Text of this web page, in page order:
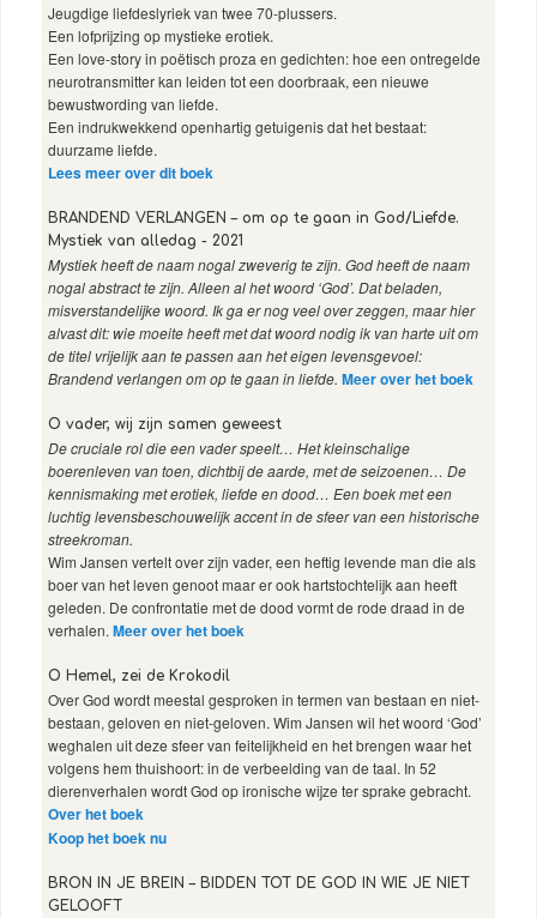
Jeugdige liefdeslyriek van twee 70-plussers.
Een lofprijzing op mystieke erotiek.
Een love-story in poëtisch proza en gedichten: hoe een ontregelde
neurotransmitter kan leiden tot een doorbraak, een nieuwe
bewustwording van liefde.
Een indrukwekkend openhartig getuigenis dat het bestaat:
duurzame liefde.
Lees meer over dit boek
BRANDEND VERLANGEN – om op te gaan in God/Liefde.
Mystiek van alledag - 2021
Mystiek heeft de naam nogal zweverig te zijn. God heeft de naam
nogal abstract te zijn. Alleen al het woord ‘God’. Dat beladen,
misverstandelijke woord. Ik ga er nog veel over zeggen, maar hier
alvast dit: wie moeite heeft met dat woord nodig ik van harte uit om
de titel vrijelijk aan te passen aan het eigen levensgevoel:
Brandend verlangen om op te gaan in liefde. Meer over het boek
O vader, wij zijn samen geweest
De cruciale rol die een vader speelt… Het kleinschalige
boerenleven van toen, dichtbij de aarde, met de seizoenen… De
kennismaking met erotiek, liefde en dood… Een boek met een
luchtig levensbeschouwelijk accent in de sfeer van een historische
streekroman.
Wim Jansen vertelt over zijn vader, een heftig levende man die als
boer van het leven genoot maar er ook hartstochtelijk aan heeft
geleden. De confrontatie met de dood vormt de rode draad in de
verhalen. Meer over het boek
O Hemel, zei de Krokodil
Over God wordt meestal gesproken in termen van bestaan en niet-
bestaan, geloven en niet-geloven. Wim Jansen wil het woord ‘God’
weghalen uit deze sfeer van feitelijkheid en het brengen waar het
volgens hem thuishoort: in de verbeelding van de taal. In 52
dierenverhalen wordt God op ironische wijze ter sprake gebracht.
Over het boek
Koop het boek nu
BRON IN JE BREIN – BIDDEN TOT DE GOD IN WIE JE NIET
GELOOFT